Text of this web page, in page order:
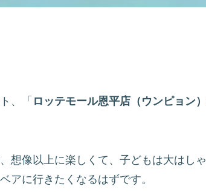
、「 ロッテモール恩平店（ウンピョン）
想像以上に楽しくて、子どもは大はしゃ
アに行きたくなるはずです。